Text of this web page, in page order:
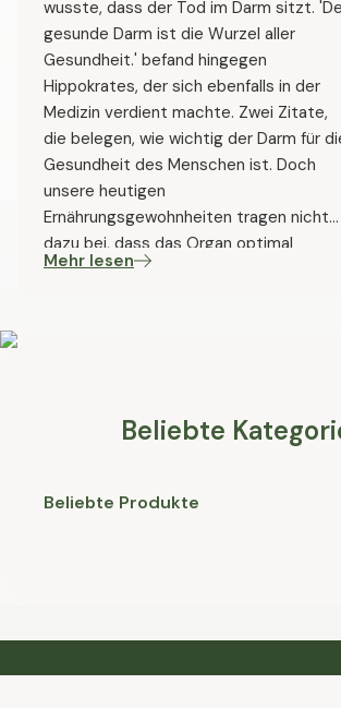
wusste, dass der Tod im Darm sitzt.
gesunde Darm ist die Wurzel aller
Gesundheit.' befand hingegen
Hippokrates, der sich ebenfalls in der
Medizin verdient machte. Zwei Zitate,
die belegen, wie wichtig der Darm für
Gesundheit des Menschen ist. Doch
unsere heutigen
Ernährungsgewohnheiten tragen nicht
dazu bei, dass das Organ optimal
funktioniert. Probiotika können zur
Mehr lesen
Beliebte
Beliebte Produkte